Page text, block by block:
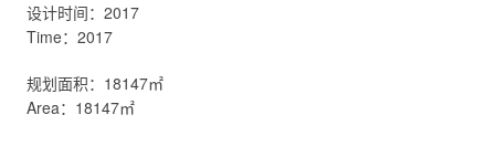
设计时间：2017
Time：2017
规划面积：18147㎡
Area：18147㎡